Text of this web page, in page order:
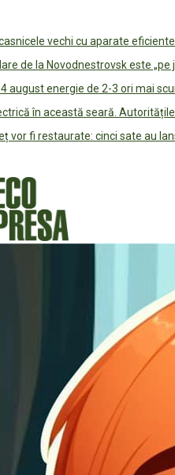
vechi cu aparate
de la Novodnestrovsk este „pe
august energie de 2-3 ori mai
în această seară.
vor fi restaurate: cinci sate au